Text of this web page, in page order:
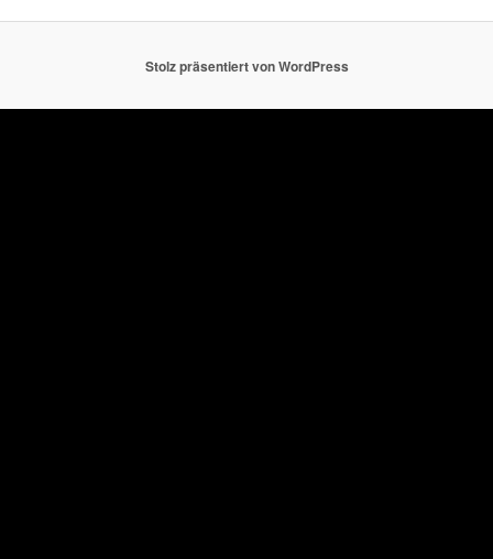
Stolz präsentiert von WordPress